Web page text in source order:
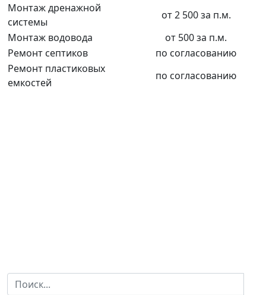
Монтаж дренажной
системы
от 2 500 за п.м.
Монтаж водовода
от 500 за п.м.
Ремонт септиков
по согласованию
Ремонт пластиковых
емкостей
по согласованию